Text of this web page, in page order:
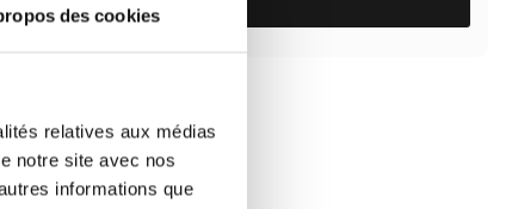
des cookies
relatives aux médias
notre site avec nos
informations que